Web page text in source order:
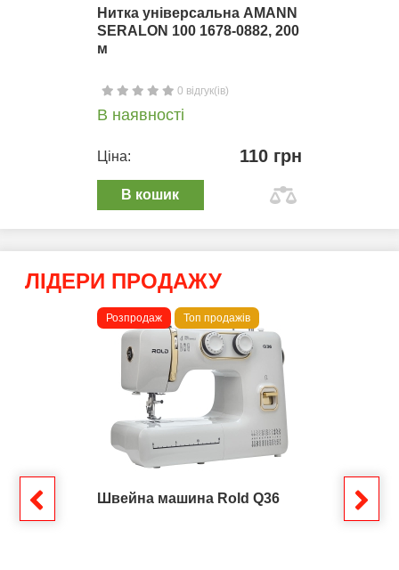
Нитка універсальна AMANN
SERALON 100 1678-0882, 200
м
0 відгук(ів)
В наявності
Ціна: 110 грн
В кошик
ЛІДЕРИ ПРОДАЖУ
Розпродаж Топ продажів
Швейна машина Rold Q36